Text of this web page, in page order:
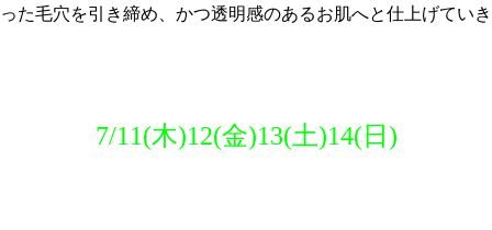
た毛穴を引き締め、かつ透明感のあるお肌へと仕上げてい
7/11(木)12(金)13(土)14(日)